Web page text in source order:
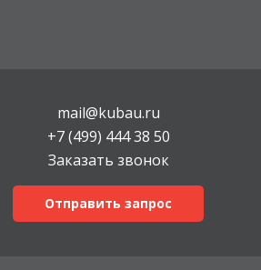
mail@kubau.ru
+7 (499) 444 38 50
Заказать звонок
Отправить запрос